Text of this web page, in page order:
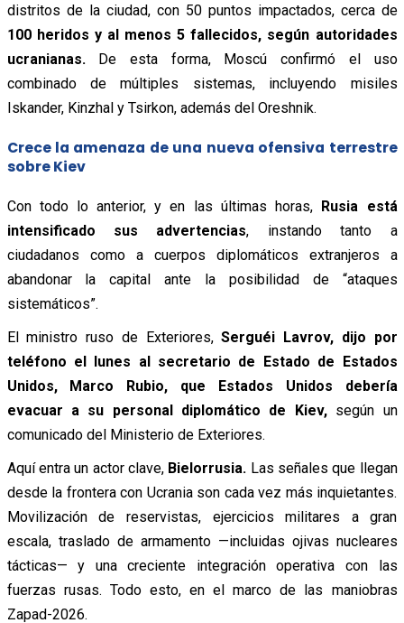
distritos de la ciudad, con 50 puntos impactados, cerca de
100 heridos y al menos 5 fallecidos, según autoridades
ucranianas.De esta forma, Moscú confirmó el uso
combinado de múltiples sistemas, incluyendo misiles
Iskander, Kinzhal y Tsirkon, además del Oreshnik.
Crece la amenaza de una nueva ofensiva terrestre
sobre Kiev
Con todo lo anterior, y en las últimas horas, Rusia está
intensificado sus advertencias, instando tanto a
ciudadanos como a cuerpos diplomáticos extranjeros a
abandonar la capital ante la posibilidad de “ataques
sistemáticos”.
El ministro ruso de Exteriores,Serguéi Lavrov, dijo por
teléfono el lunes al secretario de Estado de Estados
Unidos, Marco Rubio, que Estados Unidos debería
evacuar a su personal diplomático de Kiev,según un
comunicado del Ministerio de Exteriores.
Aquí entra un actor clave, Bielorrusia. Las señales que llegan
desde la frontera con Ucrania son cada vez más inquietantes.
Movilización de reservistas, ejercicios militares a gran
escala, traslado de armamento —incluidas ojivas nucleares
tácticas— y una creciente integración operativa con las
fuerzas rusas. Todo esto, en el marco de las maniobras
Zapad-2026.